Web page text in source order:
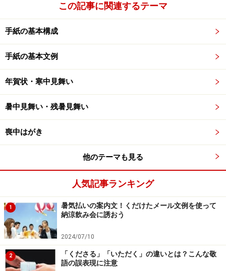
女の子のお祝い：親しい友人へ、贈り物に添えて
このたびは、桃子ちゃんの初節句、おめでとうございま
桃の節句に誕生なさった記念に「桃子ちゃん」とおつけ
になったのですものね(※2 )。初節句とお誕生日のお祝い
にと思い、気持ちばかりですが、可愛いくまさんと桃の
花の絵柄の膝掛けを見つけたのでお送りいたしますね
（※3）。
の時にお茶でも…。
まだ朝晩は冷える折、どうぞお身体大切になさってくだ
■男の子のお祝い：義父母より、 贈り物に添えて
このたびは、恭平くんの初節句、おめでとうございます
（※1）。
いつも可愛い写真とともにメールをいただき、嬉しく眺
めております(※2)。
初節句のお祝いにお誘いいただいたのに、伺えずごめん
この記事に関連するテーマ
手紙の基本構成
手紙の基本文例
年賀状・寒中見舞い
暑中見舞い・残暑見舞い
喪中はがき
他のテーマも見る
人気記事ランキング
1
暑気払いの案内文！くだけたメール文例を使って
納涼飲み会に誘おう
2024/07/10
2
「くださる」「いただく」の違いとは？こんな敬
語の誤表現に注意